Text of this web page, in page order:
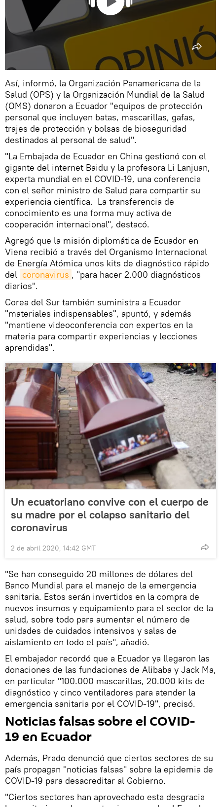
Así, informó, la Organización Panamericana de la
Salud (OPS) y la Organización Mundial de la Salud
(OMS) donaron a Ecuador "equipos de protección
personal que incluyen batas, mascarillas, gafas,
trajes de protección y bolsas de bioseguridad
destinados al personal de salud".
"La Embajada de Ecuador en China gestionó con el
gigante del internet Baidu y la profesora Li Lanjuan,
experta mundial en el COVID-19, una conferencia
con el señor ministro de Salud para compartir su
experiencia científica. La transferencia de
conocimiento es una forma muy activa de
cooperación internacional", destacó.
Agregó que la misión diplomática de Ecuador en
Viena recibió a través del Organismo Internacional
de Energía Atómica unos kits de diagnóstico rápido
del coronavirus , "para hacer 2.000 diagnósticos
diarios".
Corea del Sur también suministra a Ecuador
"materiales indispensables", apuntó, y además
"mantiene videoconferencia con expertos en la
materia para compartir experiencias y lecciones
aprendidas".
Un ecuatoriano convive con el cuerpo de
su madre por el colapso sanitario del
coronavirus
2 de abril 2020, 14:42 GMT
"Se han conseguido 20 millones de dólares del
Banco Mundial para el manejo de la emergencia
sanitaria. Estos serán invertidos en la compra de
nuevos insumos y equipamiento para el sector de la
salud, sobre todo para aumentar el número de
unidades de cuidados intensivos y salas de
aislamiento en todo el país", añadió.
El embajador recordó que a Ecuador ya llegaron las
donaciones de las fundaciones de Alibaba y Jack Ma,
en particular "100.000 mascarillas, 20.000 kits de
diagnóstico y cinco ventiladores para atender la
emergencia sanitaria por el COVID-19", precisó.
Noticias falsas sobre el COVID-
19 en Ecuador
Además, Prado denunció que ciertos sectores de su
país propagan "noticias falsas" sobre la epidemia de
COVID-19 para desacreditar al Gobierno.
"Ciertos sectores han aprovechado esta desgracia